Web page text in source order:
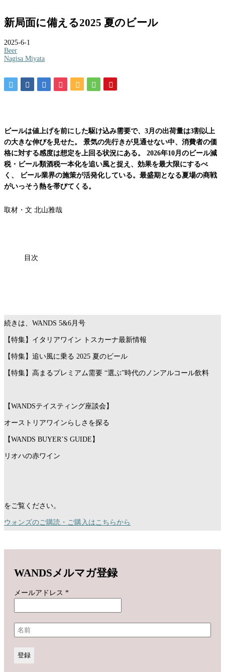
新局面に備える2025 夏のビール
2025-6-1
Beer
Nagisa Miyata
ビールは値上げを前にした駆け込み需要で、3月の出荷量は3割以上
の大きな伸びを見せた。 景気の先行きが見通せない中、消費者の価
格に対する感度は想定を上回る状況にある。 2026年10月のビール減
税・ビール類酒税一本化を追い風と捉え、効果を最大限にするべ
く、 ビール業界の施策が活発化している。最盛期となる夏場の商戦
がいっそう熱を帯びてくる。
取材・文 北山雅哉
目次
続きは、WANDS 5&6月号
【特集】イタリアワイン トスカーナ最新情報
【特集】追い風に乗る 2025 夏のビール
【特集】高まるプレミアム需要 “選ぶ”時代のノンアルコール飲料
【WANDSテイスティング座談会】
オーストリアワインらしさを探る
【WANDS BUYER’S GUIDE】
リオハの赤ワイン
をご覧ください。
ウォンズのご購読・ご購入はこちらから
WANDSメルマガ登録
メールアドレス *